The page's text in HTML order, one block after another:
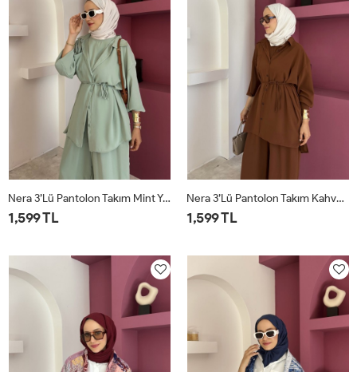
Nera 3’lü Pantolon Takım Mint Yeşili
1,599 TL
Nera 3’lü Pantolon Takım Kahverengi
1,599 TL